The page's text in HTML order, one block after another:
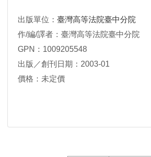
出版單位： 臺灣高等法院臺中分院
作/編/譯者：臺灣高等法院臺中分院
GPN：1009205548
出版／創刊日期：2003-01
價格：未定價